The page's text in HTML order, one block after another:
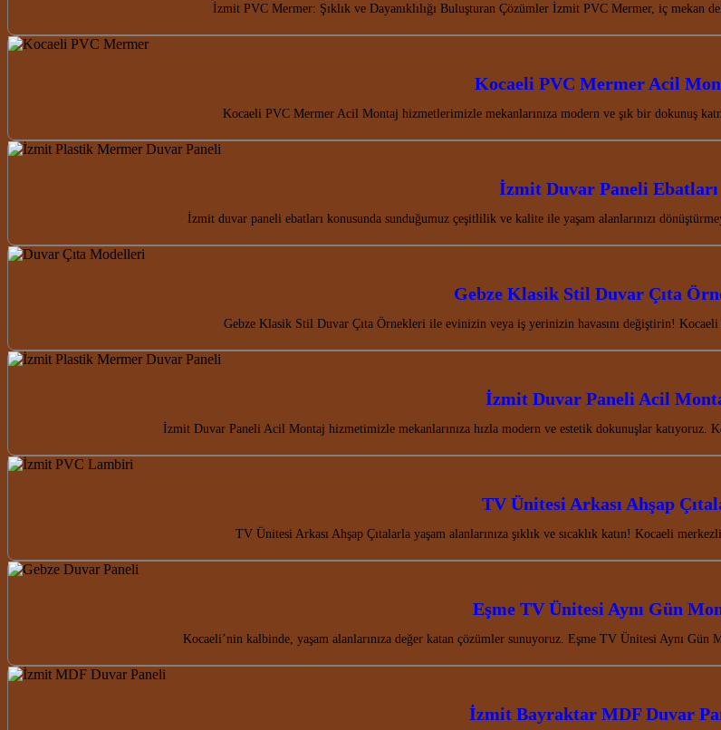
İzmit PVC Mermer: Şıklık ve Dayanıklılığı Buluşturan Çözümler İzmit PVC Mermer, iç mekan
Kocaeli PVC Mermer Acil
Kocaeli PVC Mermer Acil Montaj hizmetlerimizle mekanlarınıza modern ve şık bir dokunuş
İzmit Duvar Paneli Ebatları
İzmit duvar paneli ebatları konusunda sunduğumuz çeşitlilik ve kalite ile yaşam alanlarınızı
Gebze Klasik Stil Duvar Çıta
Gebze Klasik Stil Duvar Çıta Örnekleri ile evinizin veya iş yerinizin havasını değiştirin!
İzmit Duvar Paneli Acil
İzmit Duvar Paneli Acil Montaj hizmetimizle mekanlarınıza hızla modern ve estetik dokunuşlar katıyoruz.
TV Ünitesi Arkası Ahşap
TV Ünitesi Arkası Ahşap Çıtalarla yaşam alanlarınıza şıklık ve sıcaklık katın! Kocaeli
Eşme TV Ünitesi Aynı Gün
Kocaeli’nin kalbinde, yaşam alanlarınıza değer katan çözümler sunuyoruz. Eşme TV Ünitesi Aynı
İzmit Bayraktar MDF Duvar